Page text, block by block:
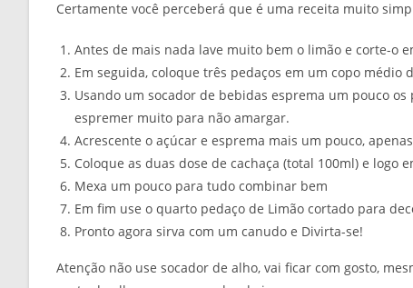
Certamente você perceberá que é uma receita muito
Antes de mais nada lave muito bem o limão e corte-o
Em seguida, coloque três pedaços em um copo médio
Usando um socador de bebidas esprema um pouco
espremer muito para não amargar.
Acrescente o açúcar e esprema mais um pouco,
Coloque as duas dose de cachaça (total 100ml) e logo
Mexa um pouco para tudo combinar bem
Em fim use o quarto pedaço de Limão cortado para
Pronto agora sirva com um canudo e Divirta-se!
Atenção não use socador de alho, vai ficar com gosto,